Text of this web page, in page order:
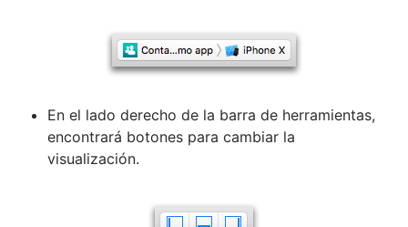
En el lado derecho de la barra de herramientas,
encontrará botones para cambiar la
visualización.